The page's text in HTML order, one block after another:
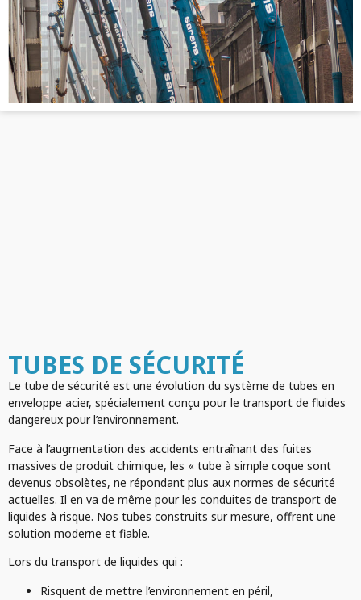
TUBES DE SÉCURITÉ
Le tube de sécurité est une évolution du système de tubes en
enveloppe acier, spécialement conçu pour le transport de fluides
dangereux pour l’environnement.
Face à l’augmentation des accidents entraînant des fuites
massives de produit chimique, les « tube à simple coque sont
devenus obsolètes, ne répondant plus aux normes de sécurité
actuelles. Il en va de même pour les conduites de transport de
liquides à risque. Nos tubes construits sur mesure, offrent une
solution moderne et fiable.
Lors du transport de liquides qui :
Risquent de mettre l’environnement en péril,